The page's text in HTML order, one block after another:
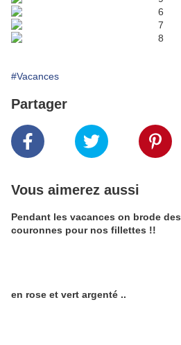
#Vacances
Partager
Vous aimerez aussi
Pendant les vacances on brode des
couronnes pour nos fillettes !!
en rose et vert argenté ..